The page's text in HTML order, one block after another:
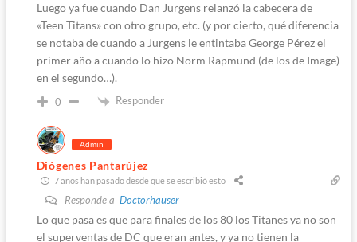
Luego ya fue cuando Dan Jurgens relanzó la cabecera de
«Teen Titans» con otro grupo, etc. (y por cierto, qué diferencia
se notaba de cuando a Jurgens le entintaba George Pérez el
primer año a cuando lo hizo Norm Rapmund (de los de Image)
en el segundo…).
0 Responder
Admin
Diógenes Pantarújez
7 años han pasado desde que se escribió esto
Responde a Doctorhauser
Lo que pasa es que para finales de los 80 los Titanes ya no son
el superventas de DC que eran antes, y ya no tienen la